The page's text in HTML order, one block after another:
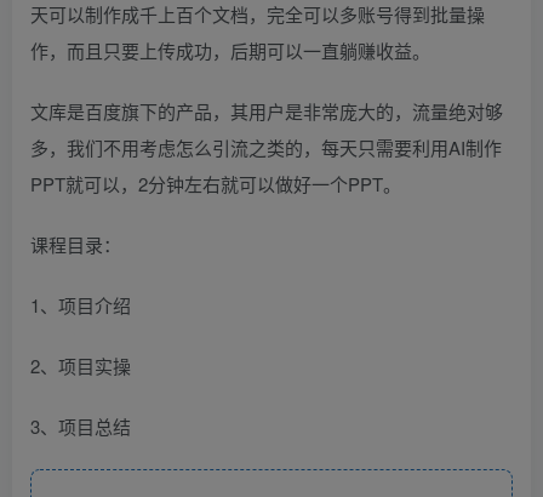
天可以制作成千上百个文档，完全可以多账号得到批量操
作，而且只要上传成功，后期可以一直躺赚收益。
文库是百度旗下的产品，其用户是非常庞大的，流量绝对够
多，我们不用考虑怎么引流之类的，每天只需要利用AI制作
PPT就可以，2分钟左右就可以做好一个PPT。
课程目录：
1、项目介绍
2、项目实操
3、项目总结